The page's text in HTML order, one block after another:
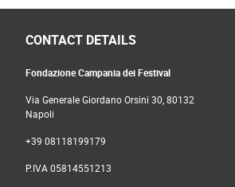
CONTACT DETAILS
Fondazione Campania dei Festival
Via Generale Giordano Orsini 30, 80132
Napoli
+39 08118199179
P.IVA 05814551213